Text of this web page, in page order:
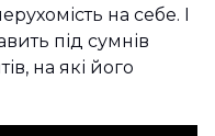
на себе. І
під сумнів
на які його